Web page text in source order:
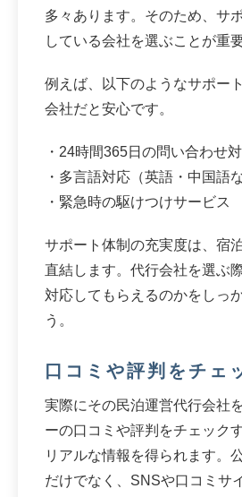
多々あります。そのため、サ
している会社を選ぶことが重
例えば、以下のようなサポー
会社だと安心です。
・24時間365日の問い合わせ
・多言語対応（英語・中国語な
・緊急時の駆けつけサービス
サポート体制の充実度は、宿
直結します。代行会社を選ぶ
対応してもらえるのかをしっ
う。
口コミや評判をチェ
実際にその民泊運営代行会社
ーの口コミや評判をチェック
リアルな情報を得られます。
だけでなく、SNSや口コミサ